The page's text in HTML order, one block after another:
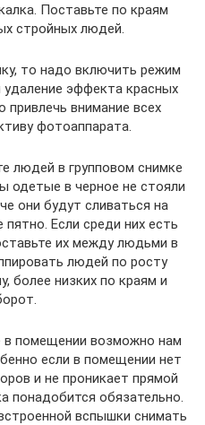
Поставьте по краям
стройных людей.
то надо включить режим
эффекта красных
привлечь внимание всех
фотоаппарата.
людей в групповом снимке
одетые в черное не стояли
они будут сливаться на
Если среди них есть
их между людьми в
людей по росту
более низких по краям и
помещении возможно нам
если в помещении нет
и не проникает прямой
понадобится обязательно.
вспышки снимать